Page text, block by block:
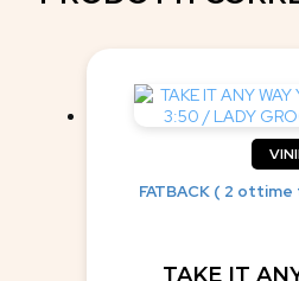
FATBACK ( 2
TAKE IT